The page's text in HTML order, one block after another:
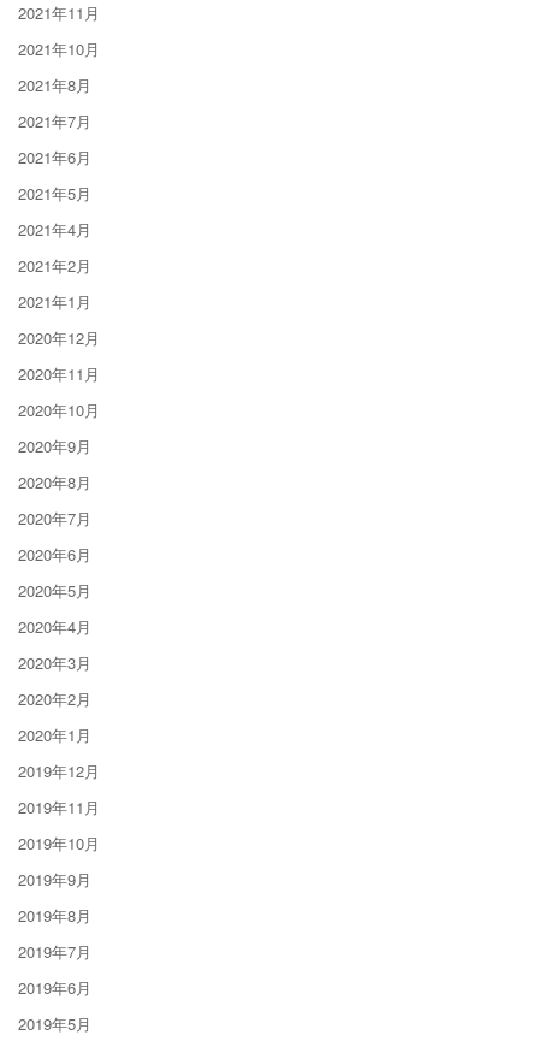
2021年11月
2021年10月
2021年8月
2021年7月
2021年6月
2021年5月
2021年4月
2021年2月
2021年1月
2020年12月
2020年11月
2020年10月
2020年9月
2020年8月
2020年7月
2020年6月
2020年5月
2020年4月
2020年3月
2020年2月
2020年1月
2019年12月
2019年11月
2019年10月
2019年9月
2019年8月
2019年7月
2019年6月
2019年5月